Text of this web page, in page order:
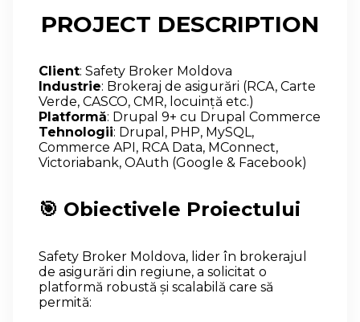
PROJECT DESCRIPTION
Client: Safety Broker Moldova
Industrie: Brokeraj de asigurări (RCA, Carte
Verde, CASCO, CMR, locuință etc.)
Platformă: Drupal 9+ cu Drupal Commerce
Tehnologii: Drupal, PHP, MySQL,
Commerce API, RCA Data, MConnect,
Victoriabank, OAuth (Google & Facebook)
🎯 Obiectivele Proiectului
Safety Broker Moldova, lider în brokerajul
de asigurări din regiune, a solicitat o
platformă robustă și scalabilă care să
permită: